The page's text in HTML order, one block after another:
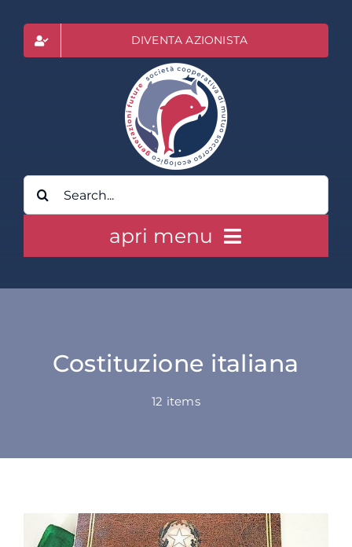
contenuto
DIVENTA AZIONISTA
Cerca
per:
apri menu
NEWS
Costituzione italiana
12 items